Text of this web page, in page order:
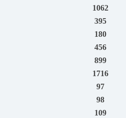
1062
395
180
456
899
1716
97
98
109